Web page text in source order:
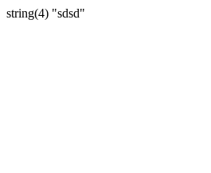
string(4) "sdsd"